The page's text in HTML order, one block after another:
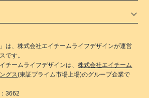
」は、株式会社エイチームライフデザインが運営
です。
チームライフデザインは、株式会社エイチーム
グス(東証プライム市場上場)のグループ企業で
3662